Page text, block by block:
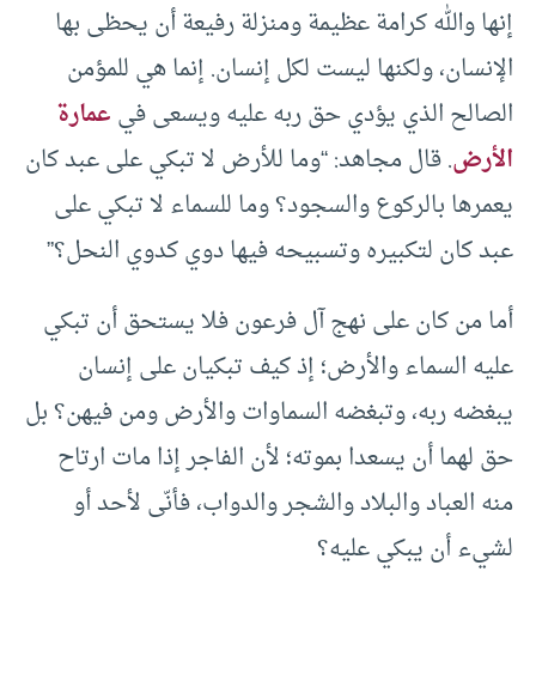
إنها والله كرامة عظيمة ومنزلة رفيعة أن يحظى بها
الإنسان، ولكنها ليست لكل إنسان. إنما هي للمؤمن
الصالح الذي يؤدي حق ربه عليه ويسعى فيعمارة
الأرض. قال مجاهد: “وما للأرض لا تبكي على عبد كان
يعمرها بالركوع والسجود؟ وما للسماء لا تبكي على
عبد كان لتكبيره وتسبيحه فيها دوي كدوي النحل؟”
أما من كان على نهج آل فرعون فلا يستحق أن تبكي
عليه السماء والأرض؛ إذ كيف تبكيان على إنسان
يبغضه ربه، وتبغضه السماوات والأرض ومن فيهن؟ بل
حق لهما أن يسعدا بموته؛ لأن الفاجر إذا مات ارتاح
منه العباد والبلاد والشجر والدواب، فأنّى لأحد أو
لشيء أن يبكي عليه؟